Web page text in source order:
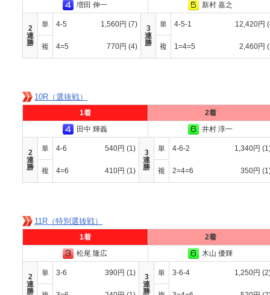
増田 伸一
新村 嘉之
2
連
勝
単 4-5 1,560円 (7)
3
連
勝
単 4-5-1 12,420円
複 4=5 770円 (4) 複 1=4=5 2,460円
10R（選抜戦）
1着
2着
田中 輝義
井村 淳一
2
連
勝
単 4-6 540円 (1)
3
連
勝
単 4-6-2 1,340円
複 4=6 410円 (1) 複 2=4=6 350円
11R（特別選抜戦）
1着
2着
松尾 隆広
木山 優輝
2
連
勝
単 3-6 390円 (1)
3
連
勝
単 3-6-4 1,250円